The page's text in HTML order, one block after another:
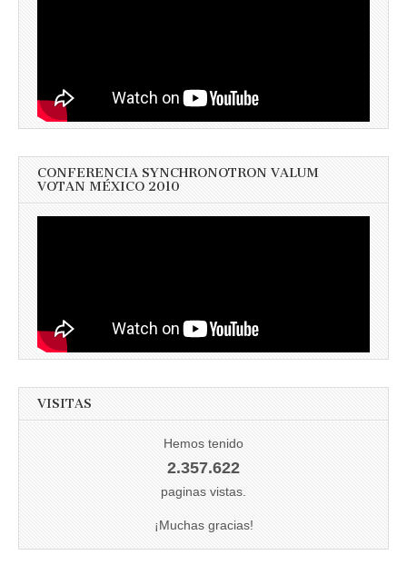
CONFERENCIA SYNCHRONOTRON VALUM
VOTAN MÉXICO 2010
VISITAS
Hemos tenido
2.357.622
paginas vistas.
¡Muchas gracias!